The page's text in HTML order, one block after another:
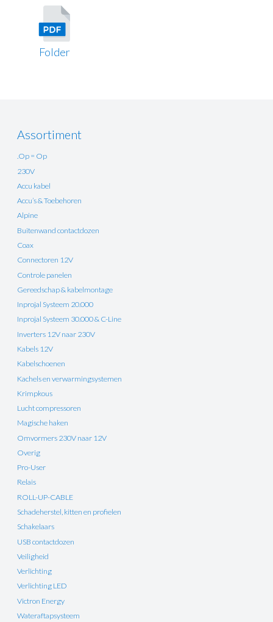
Folder
Assortiment
.Op = Op
230V
Accu kabel
Accu’s & Toebehoren
Alpine
Buitenwand contactdozen
Coax
Connectoren 12V
Controle panelen
Gereedschap & kabelmontage
Inprojal Systeem 20.000
Inprojal Systeem 30.000 & C-Line
Inverters 12V naar 230V
Kabels 12V
Kabelschoenen
Kachels en verwarmingsystemen
Krimpkous
Lucht compressoren
Magische haken
Omvormers 230V naar 12V
Overig
Pro-User
Relais
ROLL-UP-CABLE
Schadeherstel, kitten en profielen
Schakelaars
USB contactdozen
Veiligheid
Verlichting
Verlichting LED
Victron Energy
Wateraftapsysteem